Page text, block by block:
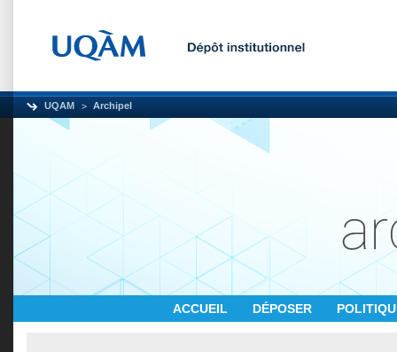
UQAM Archipel
ACCUEIL DÉPOSER